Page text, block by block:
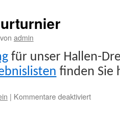
von admin
für unser Hallen-
finden Sie
| Kommentare deaktiviertfür